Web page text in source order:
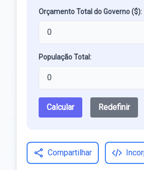
Orçamento Total do Governo ($):
População Total:
Calcular Redefinir
Compartilhar